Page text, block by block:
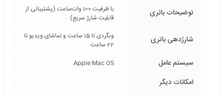
توضیحات باتری
با ظرفیت 100 وات‌ساعت (پشتیبانی از
قابلیت شارژ سریع)
شارژدهی باتری
وبگردی تا 15 ساعت و تماشای ویدیو تا
22 ساعت
سیستم عامل Apple Mac OS
امکانات دیگر